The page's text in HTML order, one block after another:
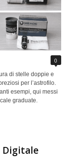
0
di stelle doppie e
per l’astrofilo.
esempi, qui messi
graduate.
Digitale